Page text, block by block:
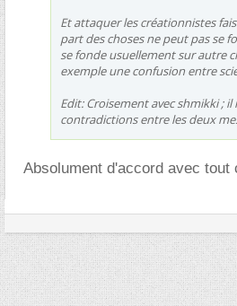
Et attaquer les créationnistes
part des choses ne peut pas se
se fonde usuellement sur autre
exemple une confusion entre
Edit: Croisement avec shmikki ; il
contradictions entre les deux
Absolument d'accord avec tout